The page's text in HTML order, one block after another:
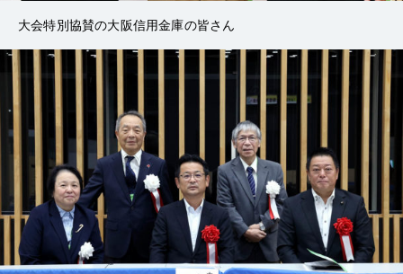
大会特別協賛の大阪信用金庫の皆さん